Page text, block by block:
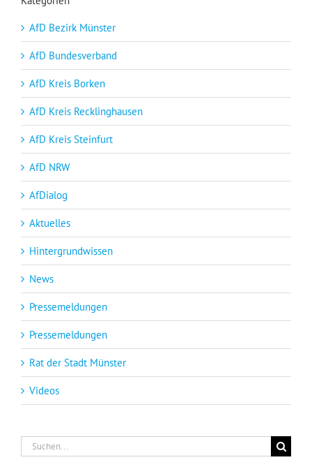
AfD Bezirk Münster
AfD Bundesverband
AfD Kreis Borken
AfD Kreis Recklinghausen
AfD Kreis Steinfurt
AfD NRW
AfDialog
Aktuelles
Hintergrundwissen
News
Pressemeldungen
Pressemeldungen
Rat der Stadt Münster
Videos
Suche
nach: